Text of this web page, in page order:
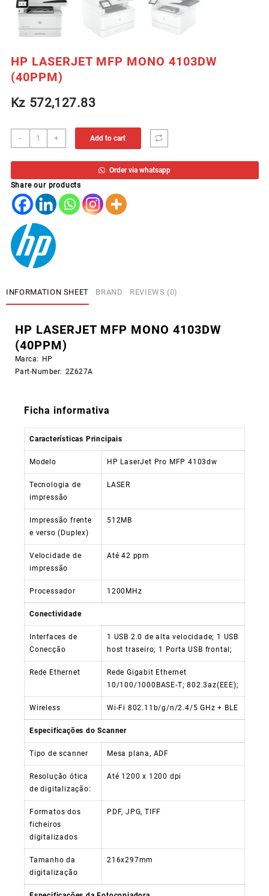
HP LASERJET MFP MONO 4103DW
(40PPM)
Kz572,127.83
-
HP
LASERJET
MFP
4103DW
(40PPM)
quantity
+ Add to cart
Order via whatsapp
Share our products
INFORMATION SHEET BRAND REVIEWS (0)
HP LASERJET MFP MONO 4103DW
(40PPM)
Marca: HP
Part-Number: 2Z627A
Ficha informativa
Características Principais
Modelo HP LaserJet Pro MFP 4103dw
Tecnologia de
impressão
LASER
Impressão frente
e verso (Duplex)
512MB
Velocidade de
impressão
Até 42 ppm
Processador 1200MHz
Conectividade
Interfaces de
Conecção
1 USB 2.0 de alta velocidade; 1 USB
host traseiro; 1 Porta USB frontal;
Rede Ethernet
Rede Gigabit Ethernet
10/100/1000BASE-T; 802.3az(EEE);
Wireless Wi-Fi 802.11b/g/n/2.4/5 GHz + BLE
Especificações do Scanner
Tipo de scanner Mesa plana, ADF
Resolução ótica
de digitalização:
Até 1200 x 1200 dpi
Formatos dos
ficheiros
digitalizados
PDF, JPG, TIFF
Tamanho da
digitalização
216x297mm